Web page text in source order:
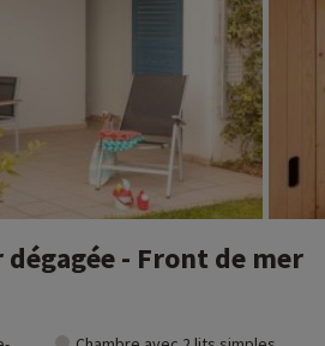
- Front de mer